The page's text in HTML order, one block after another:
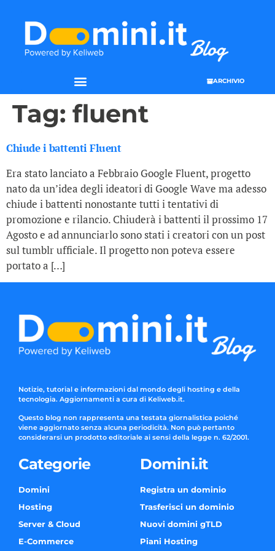
ARCHIVIO
Tag: fluent
Chiude i battenti Fluent
Era stato lanciato a Febbraio Google Fluent, progetto
nato da un’idea degli ideatori di Google Wave ma adesso
chiude i battenti nonostante tutti i tentativi di
promozione e rilancio. Chiuderà i battenti il prossimo 17
Agosto e ad annunciarlo sono stati i creatori con un post
sul tumblr ufficiale. Il progetto non poteva essere
portato a […]
Notizie, tutorial e informazioni dal mondo degli hosting e della
tecnologia. Aggiornamenti a cura di Keliweb.it.
Questo blog non rappresenta una testata giornalistica poiché
viene aggiornato senza alcuna periodicità. Non può pertanto
considerarsi un prodotto editoriale ai sensi della legge n. 62/2001.
Categorie
Domini
Hosting
Server & Cloud
E-Commerce
Domini.it
Registra un dominio
Trasferisci un dominio
Nuovi domini gTLD
Piani Hosting